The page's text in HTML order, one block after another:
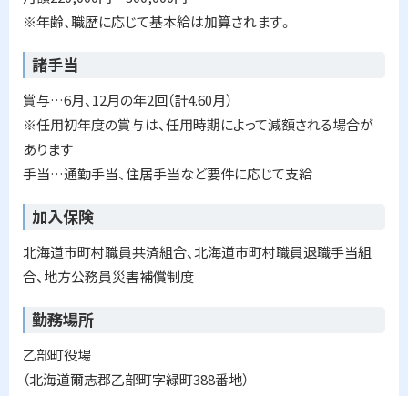
し
み
・
問
い
合
わ
せ
先
※年齢、職歴に応じて基本給は加算されます。
諸手当
賞与…6月、12月の年2回（計4.60月）
※任用初年度の賞与は、任用時期によって減額される場合が
あります
手当…通勤手当、住居手当など要件に応じて支給
加入保険
北海道市町村職員共済組合、北海道市町村職員退職手当組
合、地方公務員災害補償制度
勤務場所
乙部町役場
（北海道爾志郡乙部町字緑町388番地）